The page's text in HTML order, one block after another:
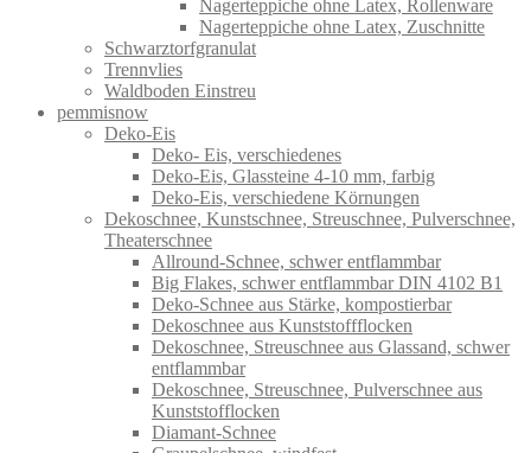
Nagerteppiche ohne Latex, Rollenware
Nagerteppiche ohne Latex, Zuschnitte
Schwarztorfgranulat
Trennvlies
Waldboden Einstreu
pemmisnow
Deko-Eis
Deko- Eis, verschiedenes
Deko-Eis, Glassteine 4-10 mm, farbig
Deko-Eis, verschiedene Körnungen
Dekoschnee, Kunstschnee, Streuschnee, Pulverschnee,
Theaterschnee
Allround-Schnee, schwer entflammbar
Big Flakes, schwer entflammbar DIN 4102 B1
Deko-Schnee aus Stärke, kompostierbar
Dekoschnee aus Kunststoffflocken
Dekoschnee, Streuschnee aus Glassand, schwer
entflammbar
Dekoschnee, Streuschnee, Pulverschnee aus
Kunststofflocken
Diamant-Schnee